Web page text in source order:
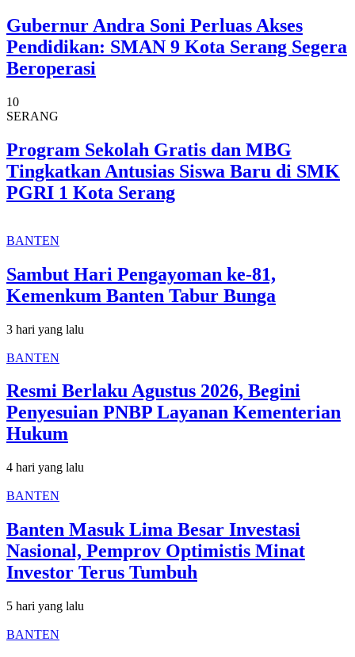
Gubernur Andra Soni Perluas Akses
Pendidikan: SMAN 9 Kota Serang Segera
Beroperasi
10
SERANG
Program Sekolah Gratis dan MBG
Tingkatkan Antusias Siswa Baru di SMK
PGRI 1 Kota Serang
BANTEN
Sambut Hari Pengayoman ke-81,
Kemenkum Banten Tabur Bunga
3 hari yang lalu
BANTEN
Resmi Berlaku Agustus 2026, Begini
Penyesuian PNBP Layanan Kementerian
Hukum
4 hari yang lalu
BANTEN
Banten Masuk Lima Besar Investasi
Nasional, Pemprov Optimistis Minat
Investor Terus Tumbuh
5 hari yang lalu
BANTEN